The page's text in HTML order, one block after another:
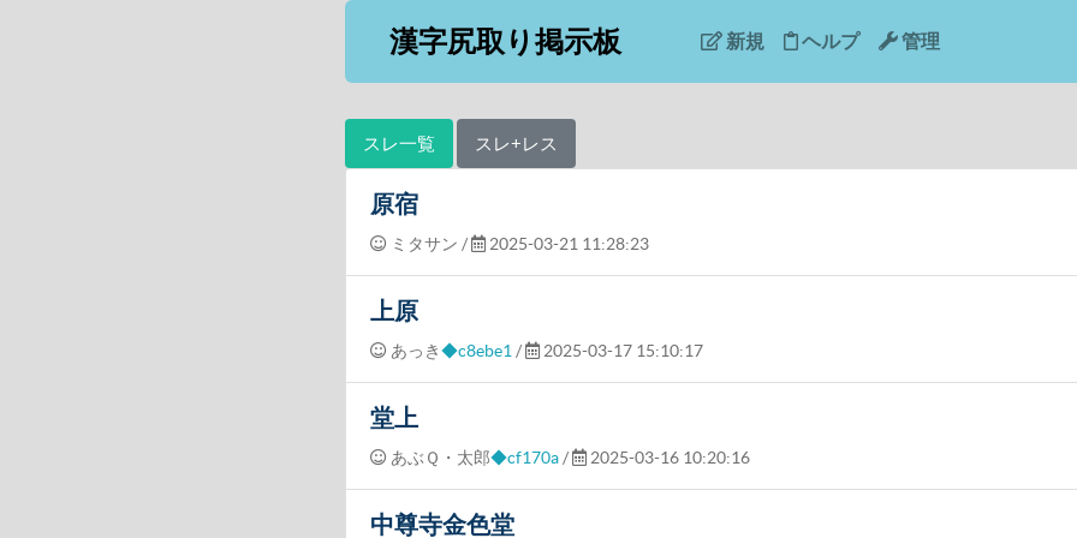
漢字尻取り掲示板 新規 ヘルプ 管理
スレ一覧 スレ+レス
原宿
ミタサン / 2025-03-21 11:28:23
上原
あっき◆c8ebe1 / 2025-03-17 15:10:17
堂上
あぶＱ・太郎◆cf170a / 2025-03-16 10:20:16
中尊寺金色堂